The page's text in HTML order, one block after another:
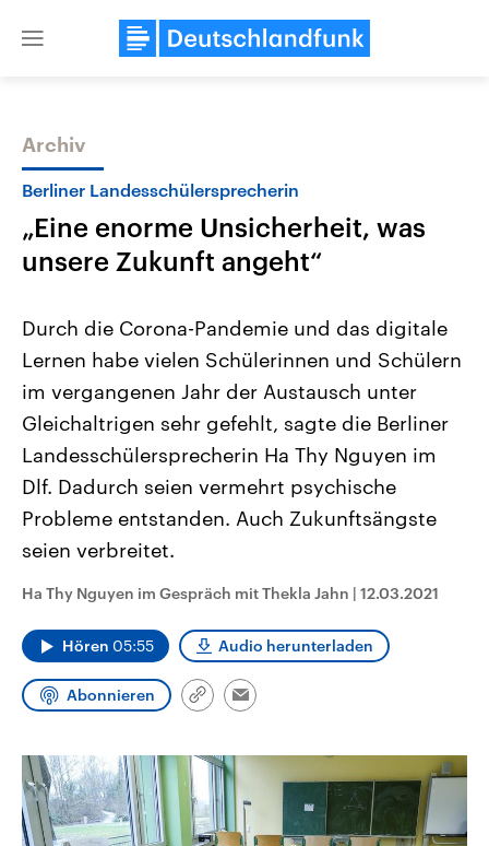
Close
Themen
Landtagswahl Sachsen-Anhalt
2026
Alle Informationen
Sachsen-Anhalt wählt am 6.
September 2026 einen neuen
Landtag. Seit 2021 wird das
Bundesland von einer Koalition aus
Umfragen, Prognosen,
Wahlprogramme, aktuelle Berichte
und Hintergründe zu den Parteien
Wahl.
Aktuelle Beiträge,
Hintergründe
Wirtschaftlich und
gehören die Vereinigten
den mächtigsten Ländern
mit großem Einfluss auf
aktuelle Weltgeschehen.
Sendungen Programm
Archiv
Berliner Landesschülersprecherin
„Eine enorme Unsicherheit, was
unsere Zukunft angeht“
Durch die Corona-Pandemie und das digitale
Lernen habe vielen Schülerinnen und Schülern
im vergangenen Jahr der Austausch unter
Gleichaltrigen sehr gefehlt, sagte die Berliner
Landesschülersprecherin Ha Thy Nguyen im
Dlf. Dadurch seien vermehrt psychische
Probleme entstanden. Auch Zukunftsängste
seien verbreitet.
Ha Thy Nguyen im Gespräch mit Thekla Jahn | 12.03.2021
Hören 05:55 Audio herunterladen
Abonnieren
Link
Email